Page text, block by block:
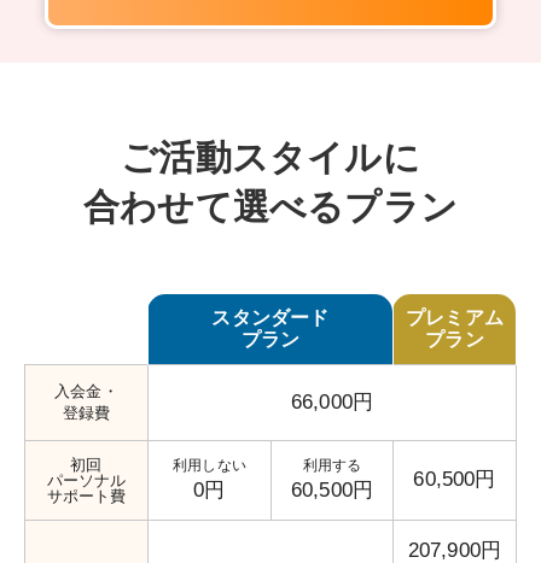
ご活動スタイルに
合わせて選べるプラン
スタンダード
プラン
プレミアム
プラン
入会金・
登録費
66,000円
初回
パーソナル
サポート費
利用しない
0円
利用する
60,500円
60,500円
207,900円